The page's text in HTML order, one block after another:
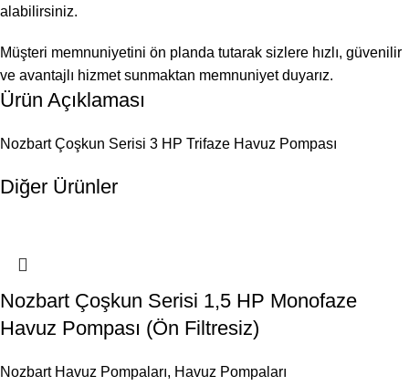
alabilirsiniz.
Müşteri memnuniyetini ön planda tutarak sizlere hızlı, güvenilir
ve avantajlı hizmet sunmaktan memnuniyet duyarız.
Ürün Açıklaması
Nozbart Çoşkun Serisi 3 HP Trifaze Havuz Pompası
Diğer Ürünler
Nozbart Çoşkun Serisi 1,5 HP Monofaze
Havuz Pompası (Ön Filtresiz)
Nozbart Havuz Pompaları, Havuz Pompaları